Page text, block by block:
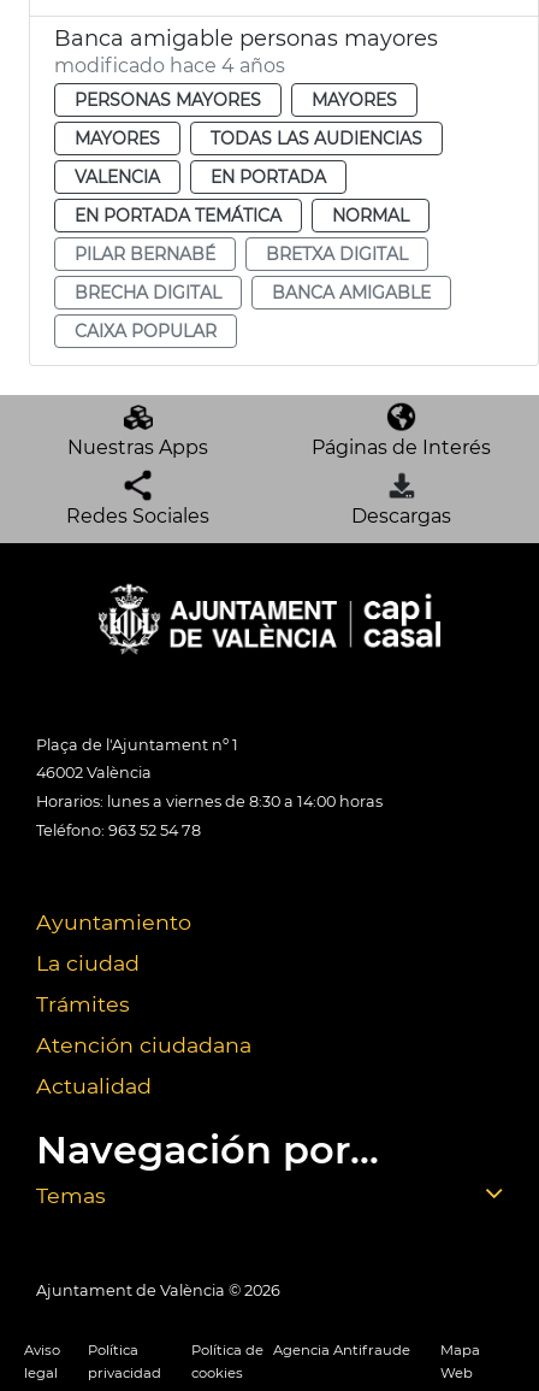
Banca amigable personas mayores
modificado hace 4 años
PERSONAS MAYORES
MAYORES
MAYORES
TODAS LAS AUDIENCIAS
VALENCIA
EN PORTADA
EN PORTADA TEMÁTICA
NORMAL
PILAR BERNABÉ
BRETXA DIGITAL
BRECHA DIGITAL
BANCA AMIGABLE
CAIXA POPULAR
Nuestras Apps Páginas de Interés
Redes Sociales Descargas
Plaça de l'Ajuntament nº 1
46002 València
Horarios: lunes a viernes de 8:30 a 14:00 horas
Teléfono: 963 52 54 78
Ayuntamiento
La ciudad
Trámites
Atención ciudadana
Actualidad
Navegación por...
Temas
Ajuntament de València © 2026
Aviso
legal
Política
privacidad
Política de
cookies
Agencia Antifraude
Mapa
Web